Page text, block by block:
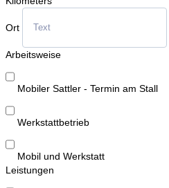
Ort
Arbeitsweise
Mobiler Sattler - Termin am Stall
Werkstattbetrieb
Mobil und Werkstatt
Leistungen